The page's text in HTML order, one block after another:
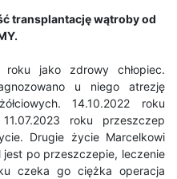
transplantację wątroby od
roku jako zdrowy chłopiec.
u niego atrezję
14.10.2022 roku
roku przeszczep
Drugie życie Marcelkowi
jest po przeszczepie, leczenie
czeka go ciężka operacja